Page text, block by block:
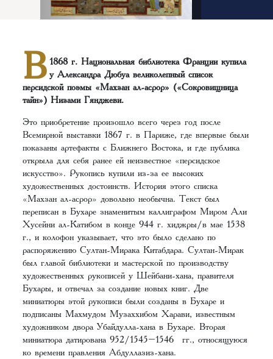
В 1868 г. Национальная библиотека Франции купила
у Александра Дюбуа великолепный список
персидской поэмы «Махзан ал-асрор» («Сокровищница
тайн») Низами Гянджеви.
Это приобретение произошло всего через год после
Всемирной выставки 1867 г. в Париже, где впервые были
показаны артефакты с Ближнего Востока, и где публика
открыла для себя ранее ей неизвестное «персидское
искусство». Рукопись купили из-за ее высоких
художественных достоинств. История этого списка
«Махзан ал-асрор» довольно необычна. Текст был
переписан в Бухаре знаменитым каллиграфом Миром Али
Хусейни ал-Катибом в конце 944 г. хиджры/в мае 1538
г., и колофон указывает, что это было сделано по
распоряжению Султан-Мирака Китабдара. Султан-Мирак
был главой библиотеки и мастерской по производству
художественных рукописей у Шейбани-хана, правителя
Бухары, и отвечал за создание новых книг. Две
миниатюры этой рукописи были созданы в Бухаре и
подписаны Махмудом Музаххибом Харави, известным
художником двора Убайдулла-хана в Бухаре. Вторая
миниатюра датирована 952/1545–1546 гг., относящуюся
ко времени правления Абдуллазиз-хана.